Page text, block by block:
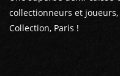
collectionneurs et
Collection, Paris !